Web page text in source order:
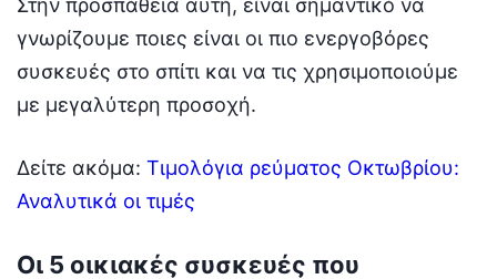
Στην προσπάθεια αυτή, είναι σημαντικό να
γνωρίζουμε ποιες είναι οι πιο ενεργοβόρες
συσκευές στο σπίτι και να τις χρησιμοποιούμε
με μεγαλύτερη προσοχή.
Δείτε ακόμα: Τιμολόγια ρεύματος Οκτωβρίου:
Αναλυτικά οι τιμές
Οι 5 οικιακές συσκευές που